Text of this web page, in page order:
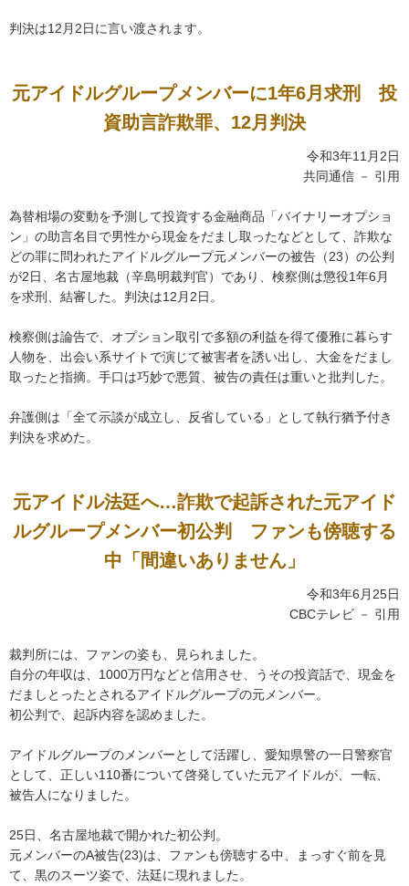
判決は12月2日に言い渡されます。
元アイドルグループメンバーに1年6月求刑 投
資助言詐欺罪、12月判決
令和3年11月2日
共同通信 － 引用
為替相場の変動を予測して投資する金融商品「バイナリーオプショ
ン」の助言名目で男性から現金をだまし取ったなどとして、詐欺な
どの罪に問われたアイドルグループ元メンバーの被告（23）の公判
が2日、名古屋地裁（辛島明裁判官）であり、検察側は懲役1年6月
を求刑、結審した。判決は12月2日。
検察側は論告で、オプション取引で多額の利益を得て優雅に暮らす
人物を、出会い系サイトで演じて被害者を誘い出し、大金をだまし
取ったと指摘。手口は巧妙で悪質、被告の責任は重いと批判した。
弁護側は「全て示談が成立し、反省している」として執行猶予付き
判決を求めた。
元アイドル法廷へ…詐欺で起訴された元アイド
ルグループメンバー初公判 ファンも傍聴する
中「間違いありません」
令和3年6月25日
CBCテレビ － 引用
裁判所には、ファンの姿も、見られました。
自分の年収は、1000万円などと信用させ、うその投資話で、現金を
だましとったとされるアイドルグループの元メンバー。
初公判で、起訴内容を認めました。
アイドルグループのメンバーとして活躍し、愛知県警の一日警察官
として、正しい110番について啓発していた元アイドルが、一転、
被告人になりました。
25日、名古屋地裁で開かれた初公判。
元メンバーのA被告(23)は、ファンも傍聴する中、まっすぐ前を見
て、黒のスーツ姿で、法廷に現れました。